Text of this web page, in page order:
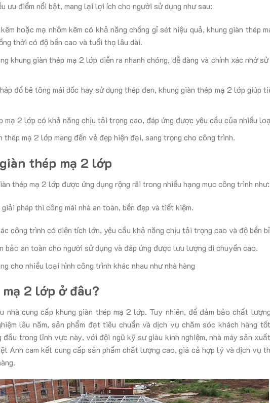
ưu điểm nổi bật, mang lại lợi ích cho người sử dụng như sau:
hoặc mạ nhôm kẽm có khả năng chống gỉ sét hiệu quả, khung giàn thép
thời có độ bền cao và tuổi thọ lâu dài.
khung giàn thép mạ 2 lớp diễn ra nhanh chóng, dễ dàng và chính xác nhờ
đổ bê tông mái dốc hay sử dụng thép đen, khung giàn thép mạ 2 lớp giúp
mạ 2 lớp có khả năng chịu tải trọng cao, đáp ứng được yêu cầu của nhiều
thép mạ 2 lớp mang đến vẻ đẹp hiện đại, sang trọng cho công trình.
thép mạ 2 lớp
thép mạ 2 lớp được ứng dụng rộng rãi trong nhiều hạng mục công trình như:
pháp thi công mái nhà an toàn, bền đẹp và tiết kiệm.
công trình có diện tích lớn, yêu cầu khả năng chịu tải trọng cao và độ bền
bảo an toàn cho người sử dụng và đáp ứng được lưu lượng di chuyển cao.
cho nhiều loại hình công trình khác nhau như nhà hàng
2 lớp ở đâu?
cung cấp khung giàn thép mạ 2 lớp. Tuy nhiên, để đảm bảo chất
lâu năm, sản phẩm đạt tiêu chuẩn và dịch vụ chăm sóc khách hàng
đầu trong lĩnh vực này, với đội ngũ kỹ sư giàu kinh nghiệm, nhà máy sản
Anh cam kết cung cấp sản phẩm chất lượng cao, giá cả hợp lý và dịch vụ